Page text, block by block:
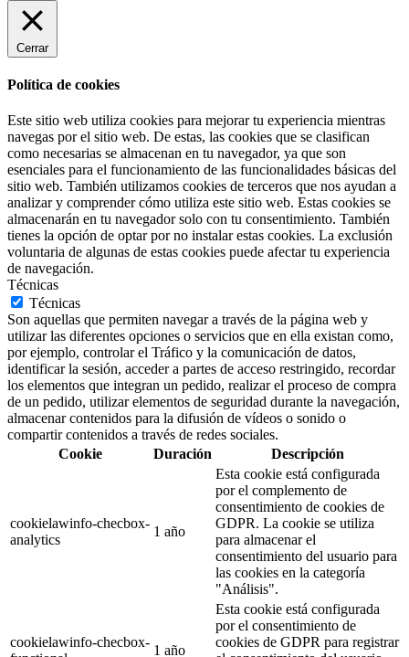
Cerrar
Política de cookies
Este sitio web utiliza cookies para mejorar tu experiencia mientras
navegas por el sitio web. De estas, las cookies que se clasifican
como necesarias se almacenan en tu navegador, ya que son
esenciales para el funcionamiento de las funcionalidades básicas del
sitio web. También utilizamos cookies de terceros que nos ayudan a
analizar y comprender cómo utiliza este sitio web. Estas cookies se
almacenarán en tu navegador solo con tu consentimiento. También
tienes la opción de optar por no instalar estas cookies. La exclusión
voluntaria de algunas de estas cookies puede afectar tu experiencia
de navegación.
Técnicas
Técnicas
Son aquellas que permiten navegar a través de la página web y
utilizar las diferentes opciones o servicios que en ella existan como,
por ejemplo, controlar el Tráfico y la comunicación de datos,
identificar la sesión, acceder a partes de acceso restringido, recordar
los elementos que integran un pedido, realizar el proceso de compra
de un pedido, utilizar elementos de seguridad durante la navegación,
almacenar contenidos para la difusión de vídeos o sonido o
compartir contenidos a través de redes sociales.
Cookie
Duración Descripción
cookielawinfo-checbox-
analytics
1 año
Esta cookie está configurada
por el complemento de
consentimiento de cookies de
GDPR. La cookie se utiliza
para almacenar el
consentimiento del usuario para
las cookies en la categoría
"Análisis".
cookielawinfo-checbox-
1 año
Esta cookie está configurada
por el consentimiento de
cookies de GDPR para registrar